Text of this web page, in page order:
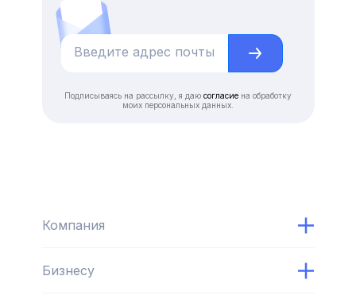
Подписываясь на рассылку, я даю согласие на обработку
моих персональных данных.
Компания
Бизнесу